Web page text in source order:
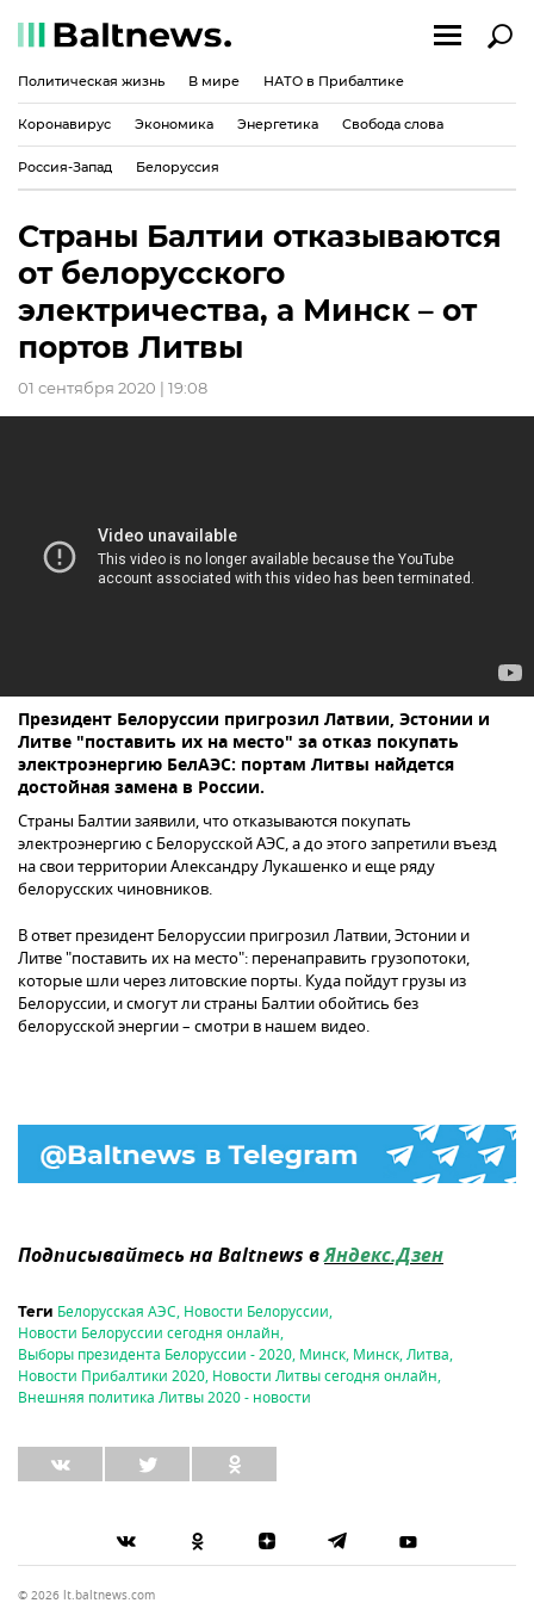
Политическая жизнь В мире НАТО в Прибалтике
Коронавирус Экономика Энергетика Свобода слова
Россия-Запад Белоруссия
Страны Балтии отказываются
от белорусского
электричества, а Минск – от
портов Литвы
01 сентября 2020 | 19:08
Президент Белоруссии пригрозил Латвии, Эстонии и
Литве "поставить их на место" за отказ покупать
электроэнергию БелАЭС: портам Литвы найдется
достойная замена в России.
Страны Балтии заявили, что отказываются покупать
электроэнергию с Белорусской АЭС, а до этого запретили въезд
на свои территории Александру Лукашенко и еще ряду
белорусских чиновников.
В ответ президент Белоруссии пригрозил Латвии, Эстонии и
Литве "поставить их на место": перенаправить грузопотоки,
которые шли через литовские порты. Куда пойдут грузы из
Белоруссии, и смогут ли страны Балтии обойтись без
белорусской энергии – смотри в нашем видео.
Подписывайтесь на Baltnews вЯндекс.Дзен
Теги Белорусская АЭС, Новости Белоруссии,
Новости Белоруссии сегодня онлайн,
Выборы президента Белоруссии - 2020, Минск, Минск,Литва,
Новости Прибалтики 2020, Новости Литвы сегодня онлайн,
Внешняя политика Литвы 2020 - новости
© 2026 lt.baltnews.com